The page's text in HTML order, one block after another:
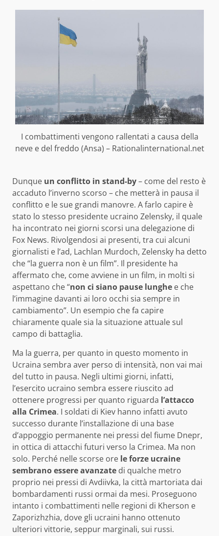
I combattimenti vengono rallentati a causa della
neve e del freddo (Ansa) – Rationalinternational.net
Dunque un conflitto in stand-by– come del resto è
accaduto l’inverno scorso – che metterà in pausa il
conflitto e le sue grandi manovre. A farlo capire è
stato lo stesso presidente ucraino Zelensky, il quale
ha incontrato nei giorni scorsi una delegazione di
Fox News. Rivolgendosi ai presenti, tra cui alcuni
giornalisti e l’ad, Lachlan Murdoch, Zelensky ha detto
che “la guerra non è un film”. Il presidente ha
affermato che, come avviene in un film, in molti si
aspettano che “non ci siano pause lunghe e che
l’immagine davanti ai loro occhi sia sempre in
cambiamento”. Un esempio che fa capire
chiaramente quale sia la situazione attuale sul
campo di battaglia.
Ma la guerra, per quanto in questo momento in
Ucraina sembra aver perso di intensità, non vai mai
del tutto in pausa. Negli ultimi giorni, infatti,
l’esercito ucraino sembra essere riuscito ad
ottenere progressi per quanto riguarda l’attacco
alla Crimea. I soldati di Kiev hanno infatti avuto
successo durante l’installazione di una base
d’appoggio permanente nei pressi del fiume Dnepr,
in ottica di attacchi futuri verso la Crimea. Ma non
solo. Perché nelle scorse ore le forze ucraine
sembrano essere avanzate di qualche metro
proprio nei pressi di Avdiivka, la città martoriata dai
bombardamenti russi ormai da mesi. Proseguono
intanto i combattimenti nelle regioni di Kherson e
Zaporizhzhia, dove gli ucraini hanno ottenuto
ulteriori vittorie, seppur marginali, sui russi.